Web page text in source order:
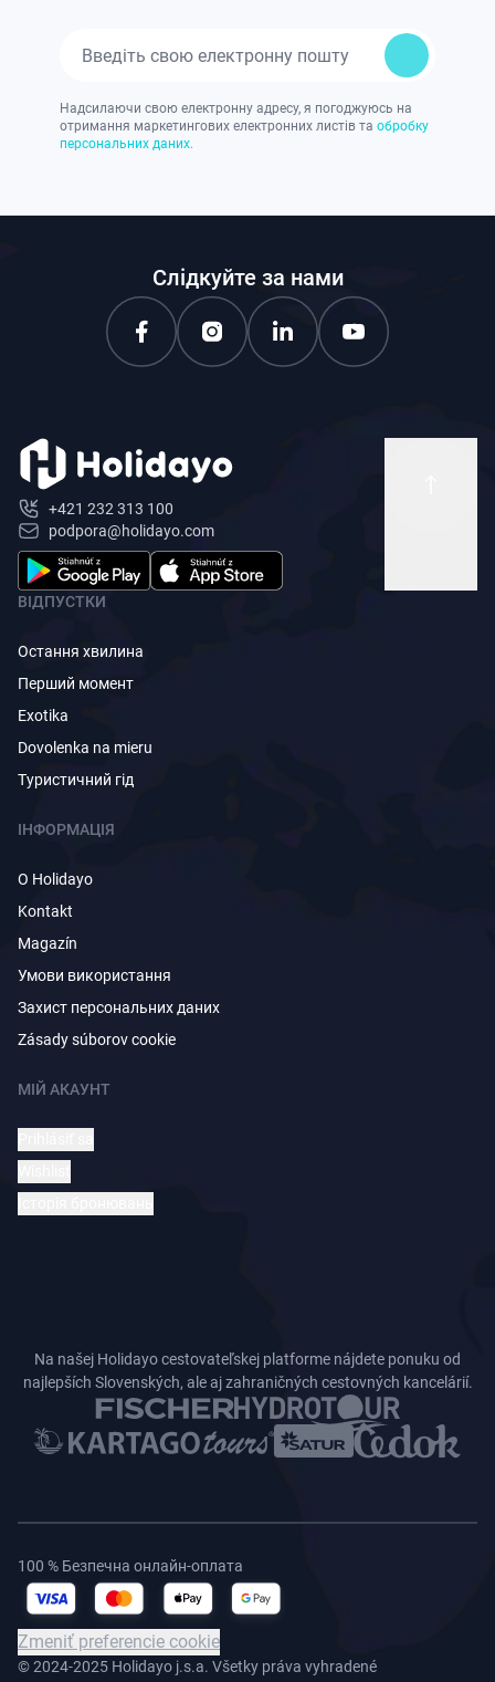
Надсилаючи свою електронну адресу, я погоджуюсь на
отримання маркетингових електронних листів та обробку
персональних даних.
Слідкуйте за нами
+421 232 313 100
podpora@holidayo.com
ВІДПУСТКИ
Остання хвилина
Перший момент
Exotika
Dovolenka na mieru
Туристичний гід
ІНФОРМАЦІЯ
O Holidayo
Kontakt
Magazín
Умови використання
Захист персональних даних
Zásady súborov cookie
МІЙ АКАУНТ
Na našej Holidayo cestovateľskej platforme nájdete ponuku od
najlepších Slovenských, ale aj zahraničných cestovných kancelárií.
© 2024-2025 Holidayo j.s.a. Všetky práva vyhradené
100 % Безпечна онлайн-оплата
Zmeniť preferencie cookie